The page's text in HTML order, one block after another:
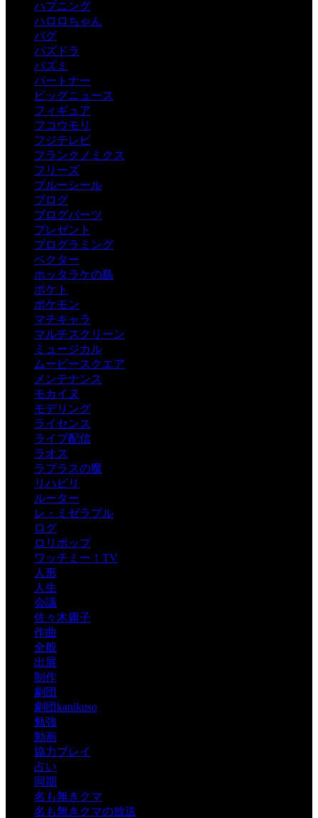
ハプニング
ハロロちゃん
バグ
パズドラ
パズミ
パートナー
ビッグニュース
フィギュア
フコウモリ
フジテレビ
フランクノミクス
フリーズ
ブルーシール
ブログ
ブログパーツ
プレゼント
プログラミング
ベクター
ホッタラケの島
ポケト
ポケモン
マチキャラ
マルチスクリーン
ミュージカル
ムービースクエア
メンテナンス
モカイヌ
モデリング
ライセンス
ライブ配信
ラオス
ラプラスの魔
リハビリ
ルーター
レ・ミゼラブル
ログ
ロリポップ
ワッチミー！TV
人形
人生
会議
佐々木庸子
作曲
全般
出展
制作
劇団
劇団kanikuso
勉強
動画
協力プレイ
占い
同期
名も無きクマ
名も無きクマの放送